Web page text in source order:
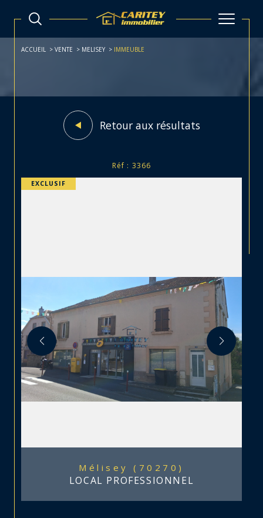
ACCUEIL VENTE MELISEY IMMEUBLE
Retour aux résultats
Réf : 3366
EXCLUSIF
Mélisey (70270)
LOCAL PROFESSIONNEL